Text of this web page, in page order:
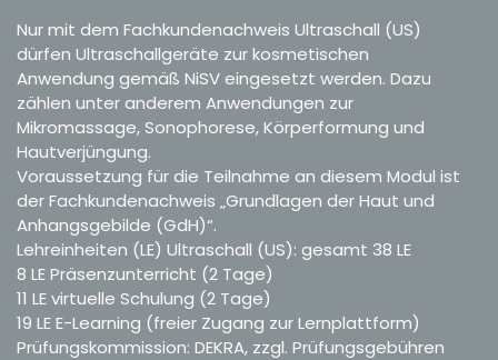
Nur mit dem Fachkundenachweis Ultraschall (US)
dürfen Ultraschallgeräte zur kosmetischen
Anwendung gemäß NiSV eingesetzt werden. Dazu
zählen unter anderem Anwendungen zur
Mikromassage, Sonophorese, Körperformung und
Hautverjüngung.
Voraussetzung für die Teilnahme an diesem Modul ist
der Fachkundenachweis „Grundlagen der Haut und
Anhangsgebilde (GdH)“.
Lehreinheiten (LE) Ultraschall (US): gesamt 38 LE
8 LE Präsenzunterricht (2 Tage)
11 LE virtuelle Schulung (2 Tage)
19 LE E-Learning (freier Zugang zur Lernplattform)
Prüfungskommission: DEKRA, zzgl. Prüfungsgebühren